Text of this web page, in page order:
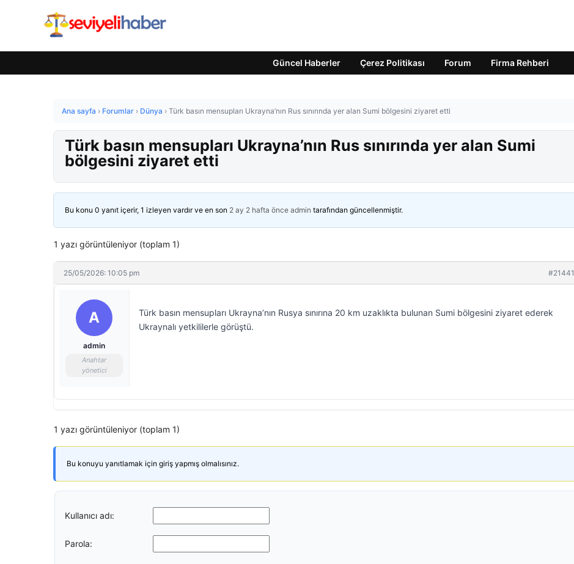
Güncel Haberler Çerez Politikası Forum Firma Rehberi
Ana sayfa › Forumlar › Dünya › Türk basın mensupları Ukrayna’nın Rus sınırında yer alan Sumi bölgesini ziyaret etti
Türk basın mensupları Ukrayna’nın Rus sınırında yer alan Sumi
bölgesini ziyaret etti
Bu konu 0 yanıt içerir, 1 izleyen vardır ve en son 2 ay 2 hafta önce admin tarafından güncellenmiştir.
1 yazı görüntüleniyor (toplam 1)
25/05/2026: 10:05 pm #21441
A
admin
Anahtar
yönetici
Türk basın mensupları Ukrayna’nın Rusya sınırına 20 km uzaklıkta bulunan Sumi bölgesini ziyaret ederek
Ukraynalı yetkililerle görüştü.
1 yazı görüntüleniyor (toplam 1)
Bu konuyu yanıtlamak için giriş yapmış olmalısınız.
Kullanıcı adı:
Parola: